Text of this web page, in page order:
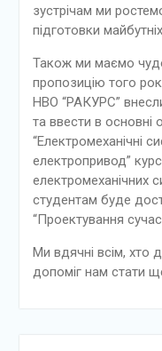
зустрічам ми
підготовки майбутніх
Також ми маємо
пропозицію того
НВО “РАКУРС”
та ввести в основні
“Електромеханічні
електропривод”
електромеханічних
студентам буде
“Проектування
Ми вдячні всім, хто
допоміг нам стати